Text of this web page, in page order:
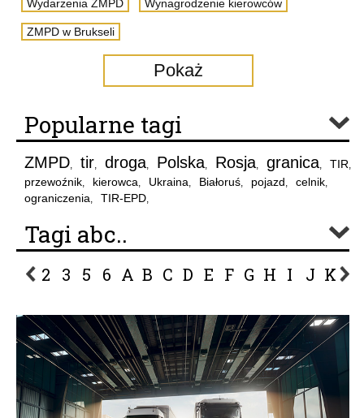
Wydarzenia ZMPD Wynagrodzenie kierowców
ZMPD w Brukseli
Pokaż
Popularne tagi
ZMPD, tir, droga, Polska, Rosja, granica, TIR,
przewoźnik, kierowca, Ukraina, Białoruś, pojazd, celnik,
ograniczenia, TIR-EPD,
Tagi abc..
2 3 5 6 A B C D E F G H I J K L